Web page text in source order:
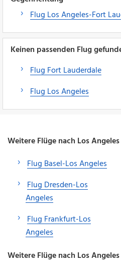
Flug Los Angeles-Fort
Keinen passenden Flug
Flug Fort Lauderdale
Flug Los Angeles
Weitere Flüge nach Los Angeles
Flug Basel-Los Angeles
Flug Dresden-Los
Angeles
Flug Frankfurt-Los
Angeles
Weitere Flüge nach Los